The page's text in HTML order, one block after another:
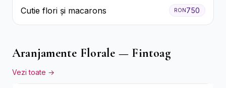
Cutie flori și macarons RON 750
Aranjamente Florale — Fintoag
Vezi toate →